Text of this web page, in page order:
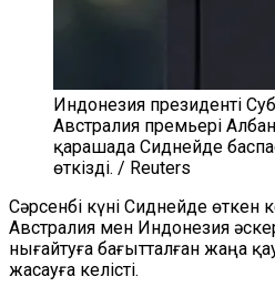
Индонезия президенті
Австралия премьері
қарашада Сиднейде
өткізді. / Reuters
Сәрсенбі күні Сиднейде өткен
Австралия мен Индонезия
нығайтуға бағытталған жаңа
жасауға келісті.